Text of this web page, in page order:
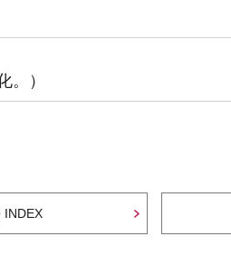
。）
INDEX